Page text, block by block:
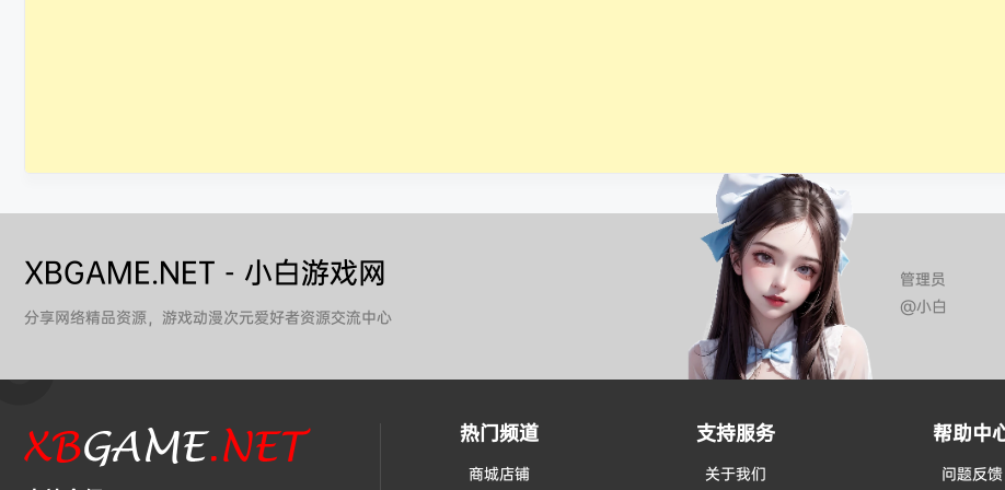
XBGAME.NET - 小白游戏网
分享网络精品资源，游戏动漫次元爱好者资源交流中心
管理员
@小白
热门频道
商城店铺
支持服务
关于我们
帮助中
问题反馈